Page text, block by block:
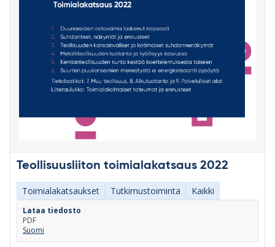
Teollisuusliiton toimialakatsaus 2022
Toimialakatsaukset Tutkimustoiminta Kaikki
Lataa tiedosto
PDF
Suomi